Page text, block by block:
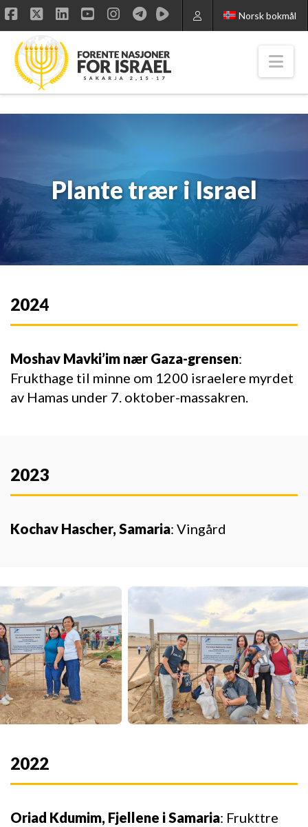
Norsk bokmål
Facebook
X LinkedIn
YouTube
Instagram
Plante trær i Israel
2024
Moshav Mavki’im nær Gaza-grensen:
Frukthage til minne om 1200 israelere myrdet
av Hamas under 7. oktober-massakren.
2023
Kochav Hascher, Samaria: Vingård
2022
Oriad Kdumim, Fjellene i Samaria: Frukttre